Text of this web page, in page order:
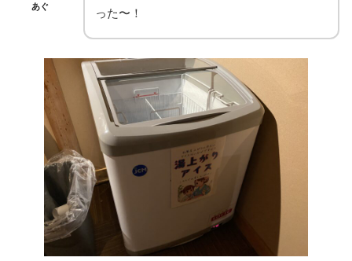
あぐ
った〜！